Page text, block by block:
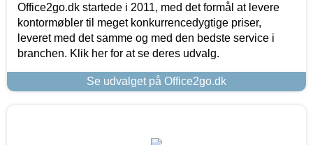
Office2go.dk startede i 2011, med det formål at levere
kontormøbler til meget konkurrencedygtige priser,
leveret med det samme og med den bedste service i
branchen. Klik her for at se deres udvalg.
Se udvalget på Office2go.dk